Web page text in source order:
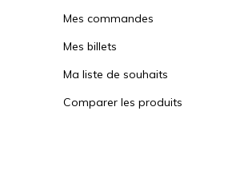
Mes commandes
Mes billets
Ma liste de souhaits
Comparer les produits